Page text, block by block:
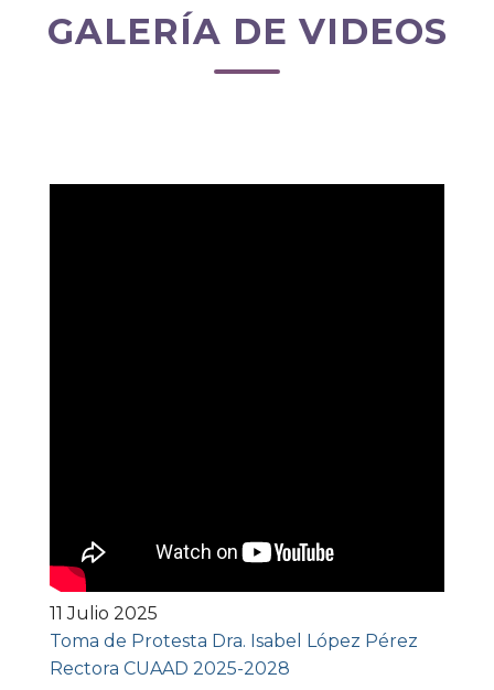
GALERÍA DE VIDEOS
11 Julio 2025
Toma de Protesta Dra. Isabel López Pérez
Rectora CUAAD 2025-2028